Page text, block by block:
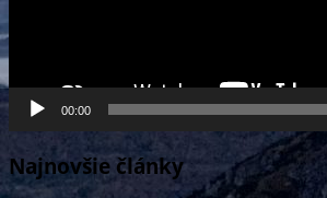
00:00
Najnovšie články